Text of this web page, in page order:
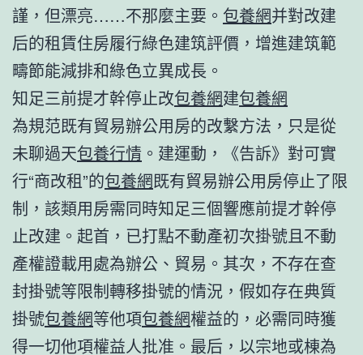
謹，但漂亮……不那麼主要。 包養網并對改建
后的租賃住房履行綠色建筑評價，增進建筑範
疇節能減排和綠色立異成長。
知足三前提才幹停止改包養網建包養網
為規范既有貿易辦公用房的改繫方法，只是從
未聊過天包養行情 。建運動，《告訴》對可實
行“商改租”的包養網既有貿易辦公用房停止了限
制，該類用房需同時知足三個響應前提才幹停
止改建。起首，已打點不動產初次掛號且不動
產權證載用處為辦公、貿易。其次，不存在查
封掛號等限制轉移掛號的情況，假如存在典質
掛號包養網等他項包養網權益的，必需同時獲
得一切他項權益人批准。最后，以宗地或棟為